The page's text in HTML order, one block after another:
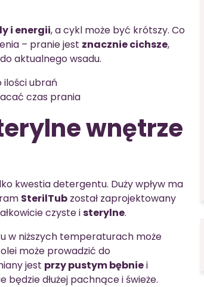
i energii, a cykl może być krótszy. Co
– pranie jest znacznie cichsze,
aktualnego wsadu.
ubrań
czas prania
wnętrze
kwestia detergentu. Duży wpływ ma
SterilTub został zaprojektowany
czyste isterylne.
w niższych temperaturach może
może prowadzić do
jest przy pustym bębniei
dłużej pachnące i świeże.